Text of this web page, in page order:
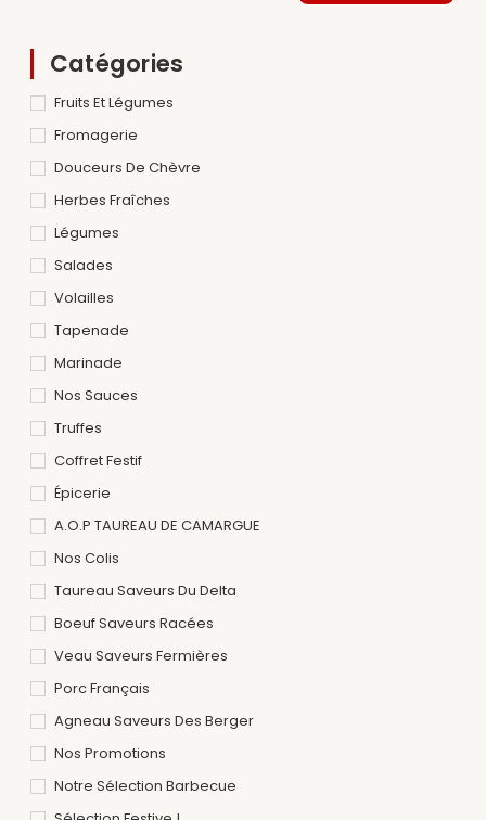
Catégories
Fruits Et Légumes
Fromagerie
Douceurs De Chèvre
Herbes Fraîches
Légumes
Salades
Volailles
Tapenade
Marinade
Nos Sauces
Truffes
Coffret Festif
Épicerie
A.O.P TAUREAU DE CAMARGUE
Nos Colis
Taureau Saveurs Du Delta
Boeuf Saveurs Racées
Veau Saveurs Fermières
Porc Français
Agneau Saveurs Des Berger
Nos Promotions
Notre Sélection Barbecue